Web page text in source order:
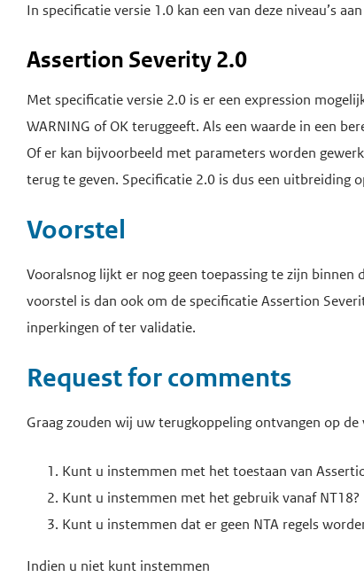
In specificatie versie 1.0 kan een van deze niveau’s
Assertion Severity 2.0
Met specificatie versie 2.0 is er een expression
WARNING of OK teruggeeft. Als een waarde in een
Of er kan bijvoorbeeld met parameters worden
terug te geven. Specificatie 2.0 is dus een uitbreiding
Voorstel
Vooralsnog lijkt er nog geen toepassing te zijn
voorstel is dan ook om de specificatie Assertion
inperkingen of ter validatie.
Request for comments
Graag zouden wij uw terugkoppeling ontvangen op de
Kunt u instemmen met het toestaan van
Kunt u instemmen met het gebruik vanaf NT18?
Kunt u instemmen dat er geen NTA regels
Indien u niet kunt instemmen